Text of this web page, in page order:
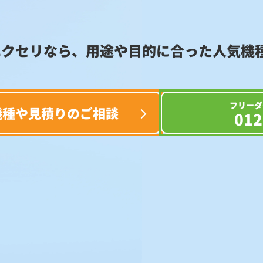
セリなら、用途や目的に合った人気機
や見積りのご相談 フリー